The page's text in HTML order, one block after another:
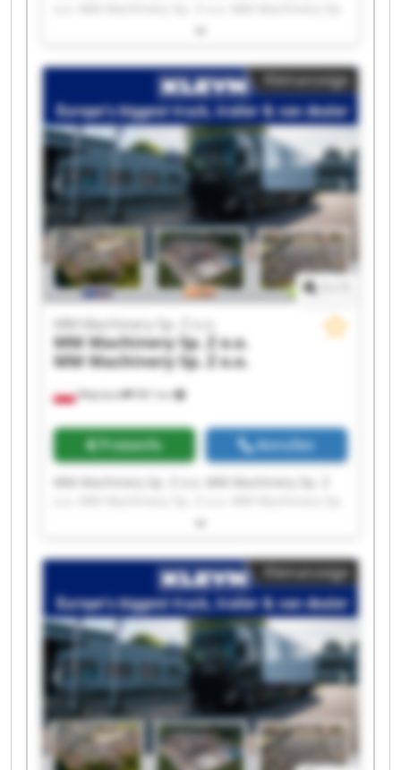
Z o.o. MM Machinery Sp. Z o.o. MM Machinery
Machinery Sp. Z o.o. MM Machinery Sp. Z o.o.
MM Machinery Sp. Z o.o. MM Machinery Sp. Z
o.o. MM Machinery Sp. Z o.o. MM Machinery Sp.
Z o.o. MM Machinery Sp. Z o.o. MM Machinery
Sp. Z o.o. MM Machinery Sp. Z o.o. MM
Machinery Sp. Z o.o. MM Machinery Sp. Z o.o.
MM Machinery Sp. Z o.o. MM Machinery Sp. Z
o.o.
Kleinanzeige
Więcbork 981 km
MM Machinery Sp. Z o.o.
MM Machinery Sp. Z o.o.
MM Machinery Sp. Z o.o.
Preisinfo Anrufen
MM Machinery Sp. Z o.o. MM Machinery Sp. Z
Z o.o. MM Machinery Sp. Z o.o. MM Machinery
Machinery Sp. Z o.o. MM Machinery Sp. Z o.o.
MM Machinery Sp. Z o.o. MM Machinery Sp. Z
o.o. MM Machinery Sp. Z o.o. MM Machinery Sp.
Z o.o. MM Machinery Sp. Z o.o. MM Machinery
Sp. Z o.o. MM Machinery Sp. Z o.o. MM
Machinery Sp. Z o.o. MM Machinery Sp. Z o.o.
MM Machinery Sp. Z o.o. MM Machinery Sp. Z
o.o.
Kleinanzeige